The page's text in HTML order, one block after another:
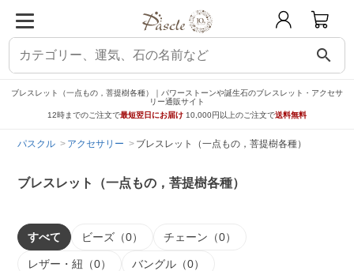
search
ブレスレット（一点もの，菩提樹各種）｜パワーストーンや誕生石のブレスレット・アクセサ
リー通販サイト
12時までのご注文で最短翌日にお届け 10,000円以上のご注文で送料無料
パスクル アクセサリー ブレスレット（一点もの，菩提樹各種）
ブレスレット（一点もの，菩提樹各種）
すべて ビーズ（0） チェーン（0）
レザー・紐（0） バングル（0）